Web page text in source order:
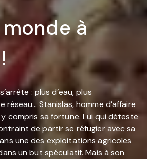
à
: plus d’eau, plus
réseau… Stanislas, homme d’affaire
compris sa fortune. Lui qui déteste
de partir se réfugier avec sa
une des exploitations agricoles
un but spéculatif. Mais à son